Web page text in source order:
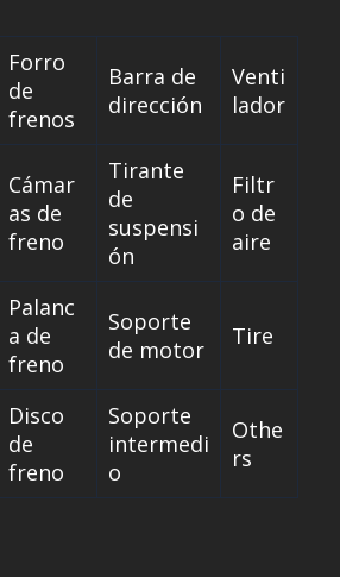
Forro
de
frenos
Barra de
dirección
Venti
lador
Cámar
as de
freno
Tirante
de
suspensi
ón
Filtr
o de
aire
Palanc
a de
freno
Soporte
de motor
Tire
Disco
de
freno
Soporte
intermedi
o
Othe
rs